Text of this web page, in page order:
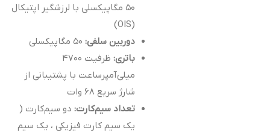
۵۰ مگاپیکسلی با لرزشگیر اپتیکال
(OIS)
دوربین سلفی:۵۰ مگاپیکسلی
باتری:
ظرفیت ۴۷۰۰
میلی‌آمپرساعت با پشتیبانی از
شارژ سریع ۶۸ وات
تعداد سیم‌کارت:دو سیم‌کارت (
یک سیم کارت فیزیکی ، یک سیم